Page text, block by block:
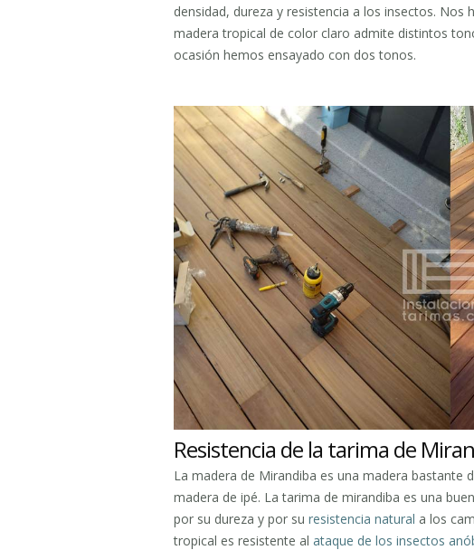
densidad, dureza y resistencia a los insectos. Nos
madera tropical de color claro admite distintos
ocasión hemos ensayado con dos tonos.
Resistencia de la tarima de
La madera de Mirandiba es una madera bastante
madera de ipé. La tarima de mirandiba es una
por su dureza y por su resistencia natural a los
tropical es resistente al ataque de los insectos